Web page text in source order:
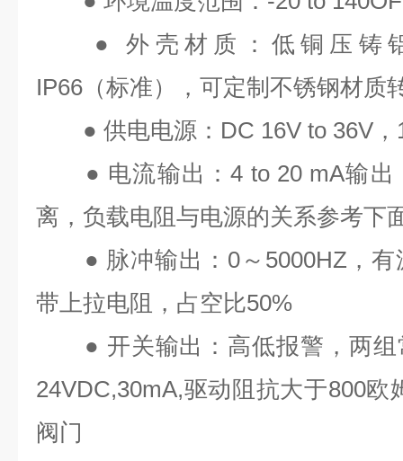
●外壳材质：低铜压铸
IP66 （标准），可定制不锈钢材质
● 供电电源： DC 16V to 36V ，
● 电流输出：4 to 20 mA输出
离，负载电阻与电源的关系参考下
● 脉冲输出： 0～ 5000HZ ，
带上拉电阻，占空比50%
● 开关输出：高低报警，两
24VDC,30mA,驱动阻抗大于800欧
阀门